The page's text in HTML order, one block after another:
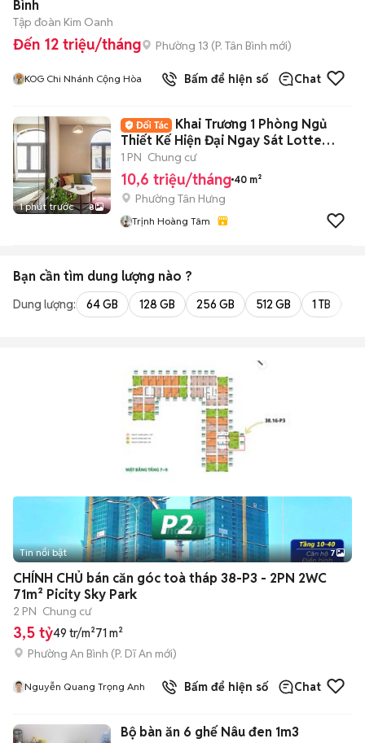
Bình
Tập đoàn Kim Oanh
Đến 12 triệu/tháng Phường 13 (P. Tân Bình mới)
KOG Chi Nhánh Cộng Hòa Bấm để hiện số Chat
1 phút trước 8
Khai Trương 1 Phòng Ngủ
Thiết Kế Hiện Đại Ngay Sát Lotte
Quận 7
1 PN Chung cư
10,6 triệu/tháng 40 m²
Phường Tân Hưng
Trịnh Hoàng Tâm
Bạn cần tìm dung lượng nào ?
Dung lượng: 64 GB 128 GB 256 GB 512 GB 1 TB
+2
Tin nổi bật 7
CHÍNH CHỦ bán căn góc toà tháp 38-P3 - 2PN 2WC
71m² Picity Sky Park
2 PN Chung cư
3,5 tỷ49 tr/m²71 m²
Phường An Bình (P. Dĩ An mới)
Nguyễn Quang Trọng Anh Bấm để hiện số Chat
Bộ bàn ăn 6 ghế Nâu đen 1m3